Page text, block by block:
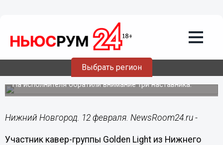
Выбрать регион
12.02.202420:04
Солист нижегородской группы вышел
во второй этап шоу «Голос»
На исполнителя обратили внимание три наставника.
Нижний Новгород. 12 февраля. NewsRoom24.ru -
Участник кавер-группы Golden Light из Нижнего